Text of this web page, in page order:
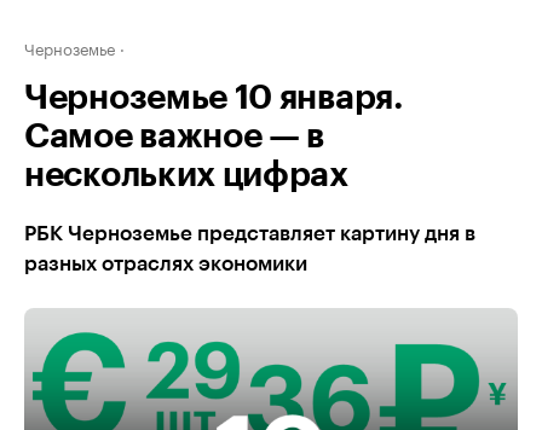
Черноземье
Черноземье 10 января.
Самое важное — в
нескольких цифрах
РБК Черноземье представляет картину дня в
разных отраслях экономики